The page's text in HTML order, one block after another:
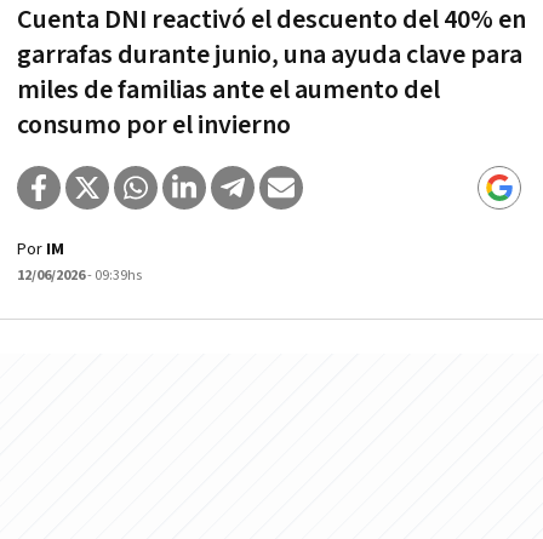
Cuenta DNI reactivó el descuento del 40% en
garrafas durante junio, una ayuda clave para
miles de familias ante el aumento del
consumo por el invierno
Por IM
12/06/2026- 09:39hs